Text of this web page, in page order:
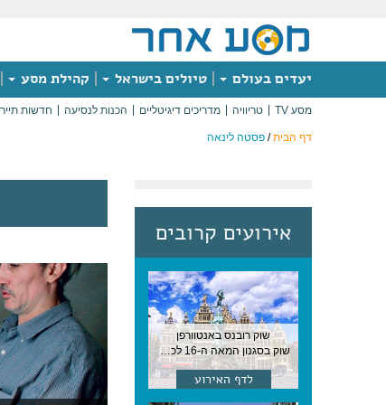
יעדים בעולם טיולים בישראל קהילת מסע
מסע TV טריוויה מדריכים דיגיטליים הכנות לנסיעה חדשות
דף הבית/ פסטה לינאה
אירועים קרובים
שוק רובנס באנטוורפן
שוק בסגנון המאה ה-16 לכבודו של הצייר המפורסם, בן העיר, נערך ב-15 באוגוסט באנטוורפן
לדף האירוע